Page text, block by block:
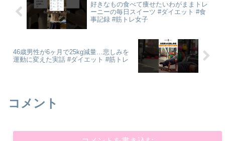
好きなもの食べて痩せたいわがままトレ
ーニーの毎日スイーツ #ダイエット #食
事記録 #筋トレ女子
46歳男性が6ヶ月で25kg減量…悲しみを
運動に変えた実話 #ダイエット #筋トレ
コメント